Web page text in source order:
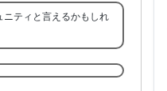
ニティと言えるかもしれ